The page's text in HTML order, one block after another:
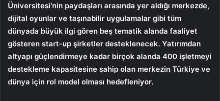
Üniversitesi’nin paydaşları arasında yer aldığı merkezde,
dijital oyunlar ve taşınabilir uygulamalar gibi tüm
dünyada büyük ilgi gören beş tematik alanda faaliyet
gösteren start-up şirketler desteklenecek. Yatırımdan
altyapı güçlendirmeye kadar birçok alanda 400 işletmeyi
destekleme kapasitesine sahip olan merkezin Türkiye ve
dünya için rol model olması hedefleniyor.